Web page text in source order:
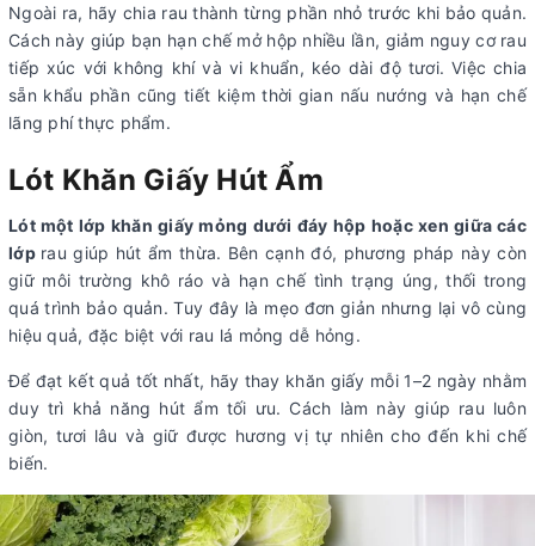
Ngoài ra, hãy chia rau thành từng phần nhỏ trước khi bảo quản.
Cách này giúp bạn hạn chế mở hộp nhiều lần, giảm nguy cơ rau
tiếp xúc với không khí và vi khuẩn, kéo dài độ tươi. Việc chia
sẵn khẩu phần cũng tiết kiệm thời gian nấu nướng và hạn chế
lãng phí thực phẩm.
Lót Khăn Giấy Hút Ẩm
Lót một lớp khăn giấy mỏng dưới đáy hộp hoặc xen giữa các
lớp rau giúp hút ẩm thừa. Bên cạnh đó, phương pháp này còn
giữ môi trường khô ráo và hạn chế tình trạng úng, thối trong
quá trình bảo quản. Tuy đây là mẹo đơn giản nhưng lại vô cùng
hiệu quả, đặc biệt với rau lá mỏng dễ hỏng.
Để đạt kết quả tốt nhất, hãy thay khăn giấy mỗi 1–2 ngày nhằm
duy trì khả năng hút ẩm tối ưu. Cách làm này giúp rau luôn
giòn, tươi lâu và giữ được hương vị tự nhiên cho đến khi chế
biến.